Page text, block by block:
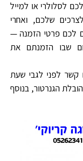
לסלולרי או למייל
שלכם, ואחרי
לכם פרטי הזמנה —
שבו הזמנתם את
קשר לפני לגבי שעת
הגנרטור, בנוסף